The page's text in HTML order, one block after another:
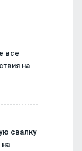
все
на
свалку